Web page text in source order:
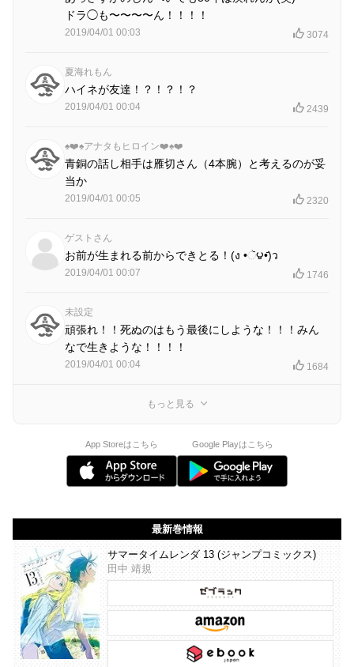
ドラ◯も〜〜〜〜ん！！！！
2019/04/01 00:03 3074
夏海れもん
ハイネが友達！？！？！？
2019/04/01 00:04 2439
♠️❤️♠️アナタもヒロイン❤️♠️❤️
青銅の話し相手は雁切さん（4本腕）と考えるのが妥
当か
2019/04/01 00:05 2320
ゲストさん
お前が生まれる前からできとる！(ง •ૅ౪•᷄)ว
2019/04/01 00:07 1746
未設定
頑張れ！！死ぬのはもう最後にしような！！！みん
なで生きような！！！！
2019/04/01 00:04 1684
もっと見る
App Storeはこちら Google Playはこちら
最新巻情報
サマータイムレンダ 13 (ジャンプコミックス)
田中 靖規